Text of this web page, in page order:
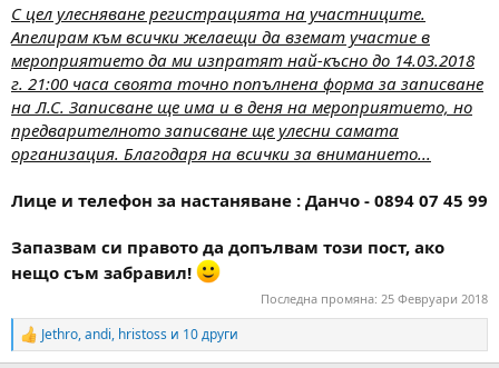
С цел улесняване регистрацията на участниците.
Апелирам към всички желаещи да вземат участие в
мероприятието да ми изпратят най-късно до 14.03.2018
г. 21:00 часа своята точно попълнена форма за записване
на Л.С. Записване ще има и в деня на мероприятието, но
предварителното записване ще улесни самата
организация. Благодаря на всички за вниманието...
Лице и телефон за настаняване : Данчо - 0894 07 45 99
Запазвам си правото да допълвам този пост, ако
нещо съм забравил!
Последна промяна: 25 Февруари 2018
R
e
Jethro,andi, hristoss и 10 други